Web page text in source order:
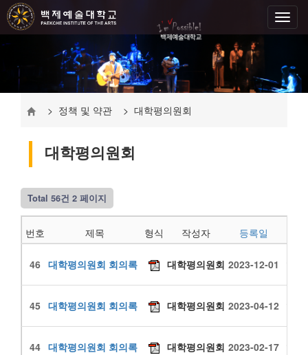
> 정책 및 약관 > 대학평의원회
대학평의원회
Total 56건 2 페이지
번호 제목 형식 작성자 등록일
46 대학평의원회 회의록 대학평의원회 2023-12-01
45 대학평의원회 회의록 대학평의원회 2023-04-12
44 대학평의원회 회의록 대학평의원회 2023-02-17